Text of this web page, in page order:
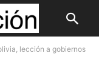
lección a gobiernos